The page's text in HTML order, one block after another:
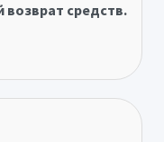
средств.